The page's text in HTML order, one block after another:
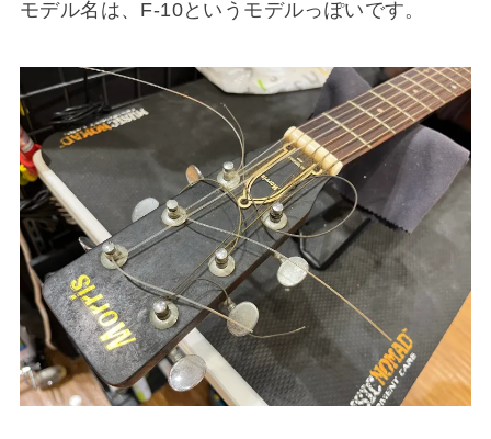
モデル名は、F-10というモデルっぽいです。